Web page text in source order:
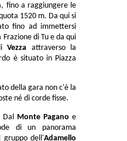
fino a raggiungere le
1520 m. Da qui si
fino ad immettersi
di Tu e da qui
Vezza attraverso la
è situato in Piazza
della gara non c'è la
né di corde fisse.
Dal Monte Pagano e
di un panorama
gruppo dell'Adamello